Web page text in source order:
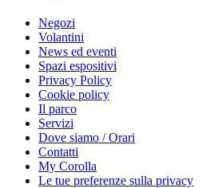
Negozi
Volantini
News ed eventi
Spazi espositivi
Privacy Policy
Cookie policy
Il parco
Servizi
Dove siamo / Orari
Contatti
My Corolla
Le tue preferenze sulla privacy